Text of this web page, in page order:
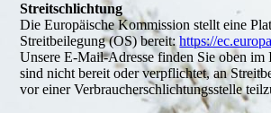
Streitschlichtung
Die Europäische Kommission stellt eine
Streitbeilegung (OS) bereit:https://
Unsere E-Mail-Adresse finden Sie oben im
sind nicht bereit oder verpflichtet, an
vor einer Verbraucherschlichtungsstelle